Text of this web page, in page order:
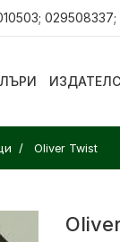
029508337;
Oliver Twist